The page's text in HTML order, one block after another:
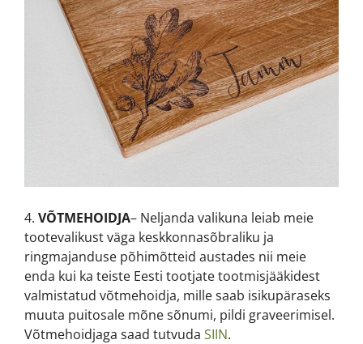
4. VÕTMEHOIDJA– Neljanda valikuna leiab meie
tootevalikust väga keskkonnasõbraliku ja
ringmajanduse põhimõtteid austades nii meie
enda kui ka teiste Eesti tootjate tootmisjääkidest
valmistatud võtmehoidja, mille saab isikupäraseks
muuta puitosale mõne sõnumi, pildi graveerimisel.
Võtmehoidjaga saad tutvuda SIIN.